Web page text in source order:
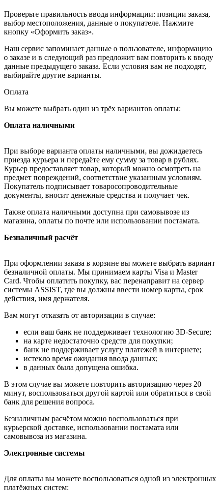
Проверьте правильность ввода информации: позиции заказа,
выбор местоположения, данные о покупателе. Нажмите
кнопку «Оформить заказ».
Наш сервис запоминает данные о пользователе, информацию
о заказе и в следующий раз предложит вам повторить к вводу
данные предыдущего заказа. Если условия вам не подходят,
выбирайте другие варианты.
Оплата
Вы можете выбрать один из трёх вариантов оплаты:
Оплата наличными
При выборе варианта оплаты наличными, вы дожидаетесь
приезда курьера и передаёте ему сумму за товар в рублях.
Курьер предоставляет товар, который можно осмотреть на
предмет повреждений, соответствие указанным условиям.
Покупатель подписывает товаросопроводительные
документы, вносит денежные средства и получает чек.
Также оплата наличными доступна при самовывозе из
магазина, оплаты по почте или использовании постамата.
Безналичный расчёт
При оформлении заказа в корзине вы можете выбрать вариант
безналичной оплаты. Мы принимаем карты Visa и Master
Card. Чтобы оплатить покупку, вас перенаправит на сервер
системы ASSIST, где вы должны ввести номер карты, срок
действия, имя держателя.
Вам могут отказать от авторизации в случае:
если ваш банк не поддерживает технологию 3D-Secure;
на карте недостаточно средств для покупки;
банк не поддерживает услугу платежей в интернете;
истекло время ожидания ввода данных;
в данных была допущена ошибка.
В этом случае вы можете повторить авторизацию через 20
минут, воспользоваться другой картой или обратиться в свой
банк для решения вопроса.
Безналичным расчётом можно воспользоваться при
курьерской доставке, использовании постамата или
самовывоза из магазина.
Электронные системы
Для оплаты вы можете воспользоваться одной из электронных
платёжных систем: